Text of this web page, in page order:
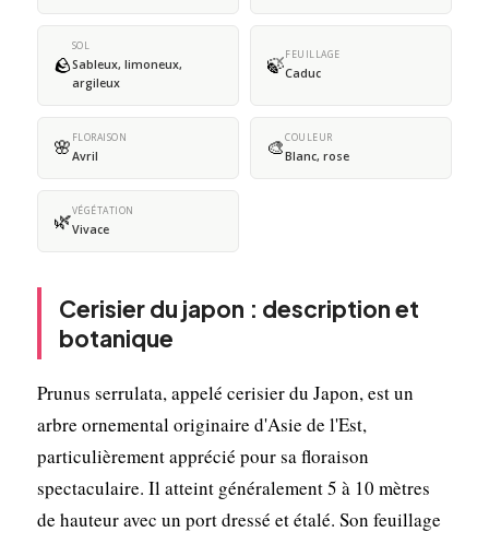
🪨
SOL
Sableux, limoneux,
argileux
🍃FEUILLAGE
Caduc
🌸 FLORAISON
Avril 🎨COULEUR
Blanc, rose
🌿VÉGÉTATION
Vivace
Cerisier du japon : description et
botanique
Prunus serrulata, appelé cerisier du Japon, est un
arbre ornemental originaire d'Asie de l'Est,
particulièrement apprécié pour sa floraison
spectaculaire. Il atteint généralement 5 à 10 mètres
de hauteur avec un port dressé et étalé. Son feuillage